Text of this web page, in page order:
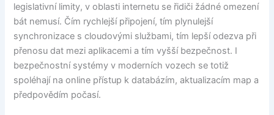
legislativní limity, v oblasti internetu se řidiči žádné omezení
bát nemusí. Čím rychlejší připojení, tím plynulejší
synchronizace s cloudovými službami, tím lepší odezva při
přenosu dat mezi aplikacemi a tím vyšší bezpečnost. I
bezpečnostní systémy v moderních vozech se totiž
spoléhají na online přístup k databázím, aktualizacím map a
předpovědím počasí.